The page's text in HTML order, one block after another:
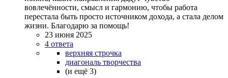
вовлечённости, смысл и гармонию, чтобы работа
перестала быть просто источником дохода, а стала делом
жизни. Благодарю за помощь!
23 июня 2025
4 ответа
верхняя строчка
диагональ творчества
(и ещё 3)